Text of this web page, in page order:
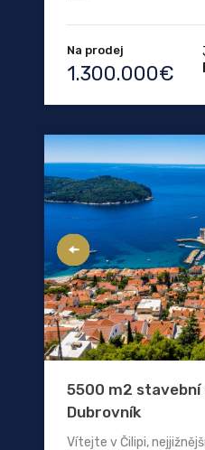
Na prodej
1.300.000€
5500 m2 stavební
Dubrovník
Vítejte v Čilipi,